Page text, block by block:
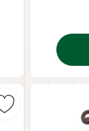
Merk